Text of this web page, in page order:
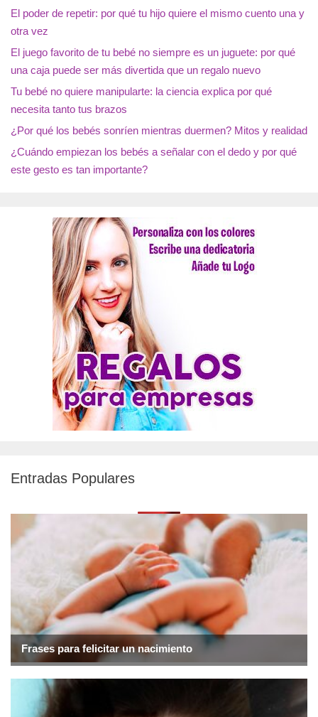
El poder de repetir: por qué tu hijo quiere el mismo cuento una y
otra vez
El juego favorito de tu bebé no siempre es un juguete: por qué
una caja puede ser más divertida que un regalo nuevo
Tu bebé no quiere manipularte: la ciencia explica por qué
necesita tanto tus brazos
¿Por qué los bebés sonríen mientras duermen? Mitos y realidad
¿Cuándo empiezan los bebés a señalar con el dedo y por qué
este gesto es tan importante?
Entradas Populares
Frases para felicitar un nacimiento